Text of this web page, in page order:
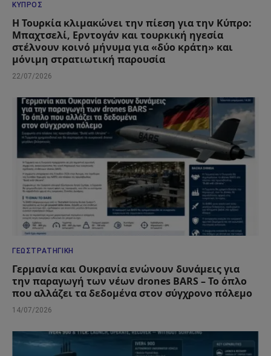
ΚΎΠΡΟΣ
Η Τουρκία κλιμακώνει την πίεση για την Κύπρο:
Μπαχτσελί, Ερντογάν και τουρκική ηγεσία
στέλνουν κοινό μήνυμα για «δύο κράτη» και
μόνιμη στρατιωτική παρουσία
22/07/2026
ΓΕΩΣΤΡΑΤΗΓΙΚΉ
Γερμανία και Ουκρανία ενώνουν δυνάμεις για
την παραγωγή των νέων drones BARS – Το όπλο
που αλλάζει τα δεδομένα στον σύγχρονο πόλεμο
14/07/2026